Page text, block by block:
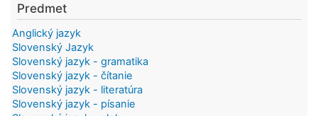
Predmet
Anglický jazyk
Slovenský Jazyk
Slovenský jazyk - gramatika
Slovenský jazyk - čítanie
Slovenský jazyk - literatúra
Slovenský jazyk - písanie